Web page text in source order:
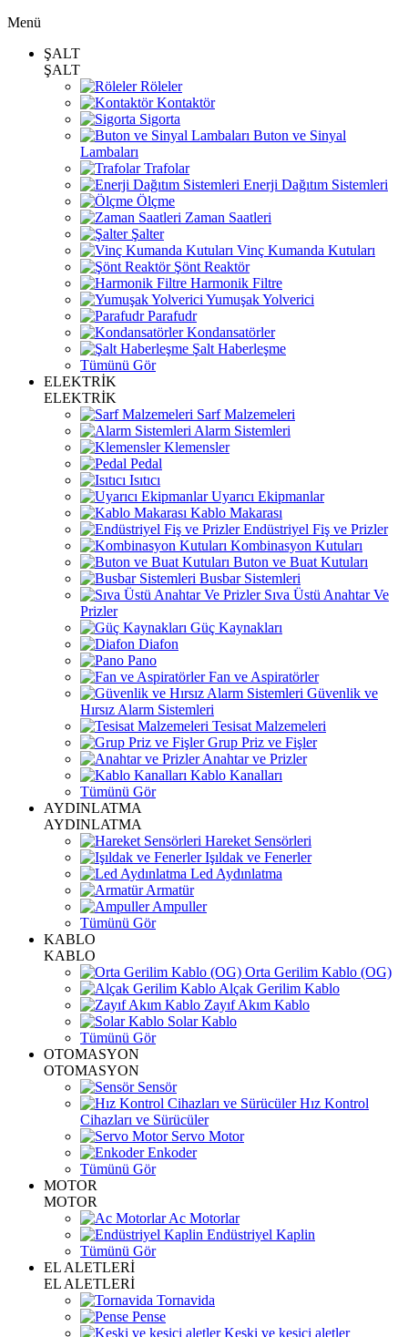
Menü
ŞALT
ŞALT
Röleler
Kontaktör
Sigorta
Buton ve Sinyal
Lambaları
Trafolar
Enerji Dağıtım Sistemleri
Ölçme
Zaman Saatleri
Şalter
Vinç Kumanda Kutuları
Şönt Reaktör
Harmonik Filtre
Yumuşak Yolverici
Parafudr
Kondansatörler
Şalt Haberleşme
Tümünü Gör
ELEKTRİK
ELEKTRİK
Sarf Malzemeleri
Alarm Sistemleri
Klemensler
Pedal
Isıtıcı
Uyarıcı Ekipmanlar
Kablo Makarası
Endüstriyel Fiş ve Prizler
Kombinasyon Kutuları
Buton ve Buat Kutuları
Busbar Sistemleri
Sıva Üstü Anahtar Ve
Prizler
Güç Kaynakları
Diafon
Pano
Fan ve Aspiratörler
Güvenlik ve
Hırsız Alarm Sistemleri
Tesisat Malzemeleri
Grup Priz ve Fişler
Anahtar ve Prizler
Kablo Kanalları
Tümünü Gör
AYDINLATMA
AYDINLATMA
Hareket Sensörleri
Işıldak ve Fenerler
Led Aydınlatma
Armatür
Ampuller
Tümünü Gör
KABLO
KABLO
Orta Gerilim Kablo (OG)
Alçak Gerilim Kablo
Zayıf Akım Kablo
Solar Kablo
Tümünü Gör
OTOMASYON
OTOMASYON
Sensör
Hız Kontrol
Cihazları ve Sürücüler
Servo Motor
Enkoder
Tümünü Gör
MOTOR
MOTOR
Ac Motorlar
Endüstriyel Kaplin
Tümünü Gör
EL ALETLERİ
EL ALETLERİ
Tornavida
Pense
Keski ve kesici aletler